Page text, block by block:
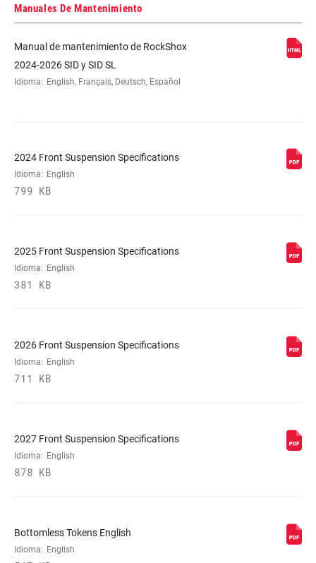
Manuales De Mantenimiento
Manual de mantenimiento de RockShox
2024-2026 SID y SID SL
Idioma: English, Français, Deutsch, Español
2024 Front Suspension Specifications
Idioma: English
799 KB
2025 Front Suspension Specifications
Idioma: English
381 KB
2026 Front Suspension Specifications
Idioma: English
711 KB
2027 Front Suspension Specifications
Idioma: English
878 KB
Bottomless Tokens English
Idioma: English